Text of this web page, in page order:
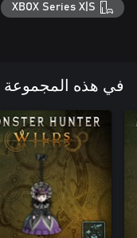
XBOX Series X|S
في هذه المجموعة